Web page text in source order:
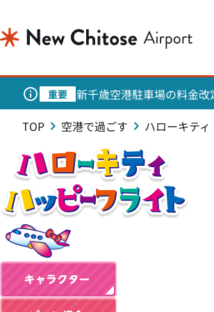
重要
新千歳空港駐車場の料金
TOP
空港で過ごす ハローキテ